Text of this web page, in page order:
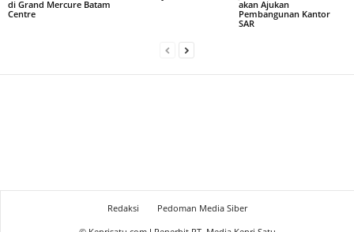
di Grand Mercure Batam
Centre
akan Ajukan
Pembangunan Kantor
SAR
Redaksi
Pedoman Media Siber